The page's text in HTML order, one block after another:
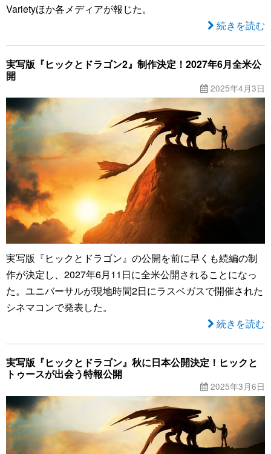
Varietyほか各メディアが報じた。
続きを読む
実写版『ヒックとドラゴン2』制作決定！2027年6月全米公
開
2025年4月3日
実写版『ヒックとドラゴン』の公開を前に早くも続編の制
作が決定し、2027年6月11日に全米公開されることになっ
た。ユニバーサルが現地時間2日にラスベガスで開催された
シネマコンで発表した。
続きを読む
実写版『ヒックとドラゴン』秋に日本公開決定！ヒックと
トゥースが出会う特報公開
2025年3月6日